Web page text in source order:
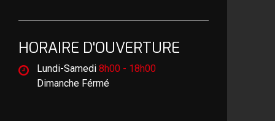
HORAIRE D'OUVERTURE
Lundi-Samedi 8h00 - 18h00
Dimanche Férmé